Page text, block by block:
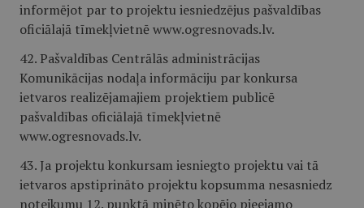
informējot par to projektu iesniedzējus pašvaldības
oficiālajā tīmekļvietnē www.ogresnovads.lv.
42. Pašvaldības Centrālās administrācijas
Komunikācijas nodaļa informāciju par konkursa
ietvaros realizējamajiem projektiem publicē
pašvaldības oficiālajā tīmekļvietnē
www.ogresnovads.lv.
43. Ja projektu konkursam iesniegto projektu vai tā
ietvaros apstiprināto projektu kopsumma nesasniedz
noteikumu 12. punktā minēto kopējo pieejamo